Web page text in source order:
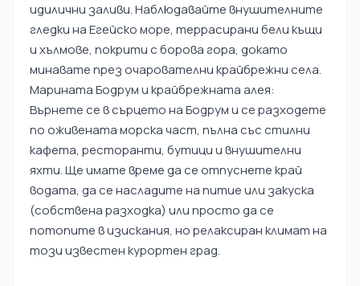
идилични заливи. Наблюдавайте внушителните
гледки на Егейско море, террасирани бели къщи
и хълмове, покрити с борова гора, докато
минавате през очарователни крайбрежни села.
Марината Бодрум и крайбрежната алея:
Върнете се в сърцето на Бодрум и се разходете
по оживената морска част, пълна със стилни
кафета, ресторанти, бутици и внушителни
яхти. Ще имате време да се отпуснете край
водата, да се насладите на питие или закуска
(собствена разходка) или просто да се
потопите в изискания, но релаксиран климат на
този известен курортен град.